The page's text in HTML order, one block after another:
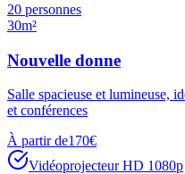
20 personnes
30m²
Nouvelle donne
Salle spacieuse et lumineuse,
et conférences
À partir de170€
Vidéoprojecteur HD 1080p